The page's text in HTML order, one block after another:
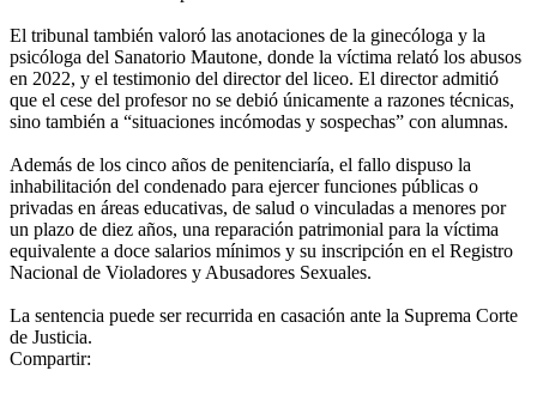
El tribunal también valoró las anotaciones de la ginecóloga y la
psicóloga del Sanatorio Mautone, donde la víctima relató los abusos
en 2022, y el testimonio del director del liceo. El director admitió
que el cese del profesor no se debió únicamente a razones técnicas,
sino también a “situaciones incómodas y sospechas” con alumnas.
Además de los cinco años de penitenciaría, el fallo dispuso la
inhabilitación del condenado para ejercer funciones públicas o
privadas en áreas educativas, de salud o vinculadas a menores por
un plazo de diez años, una reparación patrimonial para la víctima
equivalente a doce salarios mínimos y su inscripción en el Registro
Nacional de Violadores y Abusadores Sexuales.
La sentencia puede ser recurrida en casación ante la Suprema Corte
de Justicia.​​​​​​​​​​​​​​​​
Compartir: